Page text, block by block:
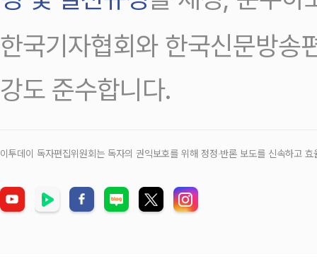
한국기자협회와 한국신문방송
강도 준수합니다.
이투데이 독자편집위원회는 독자의 권익보호를 위해 정정‧반론 보도를 신속하고